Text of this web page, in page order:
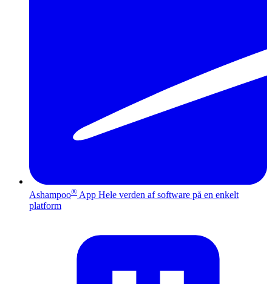
Ashampoo® App Hele verden af software på en enkelt
platform